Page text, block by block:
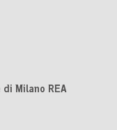
Milano REA